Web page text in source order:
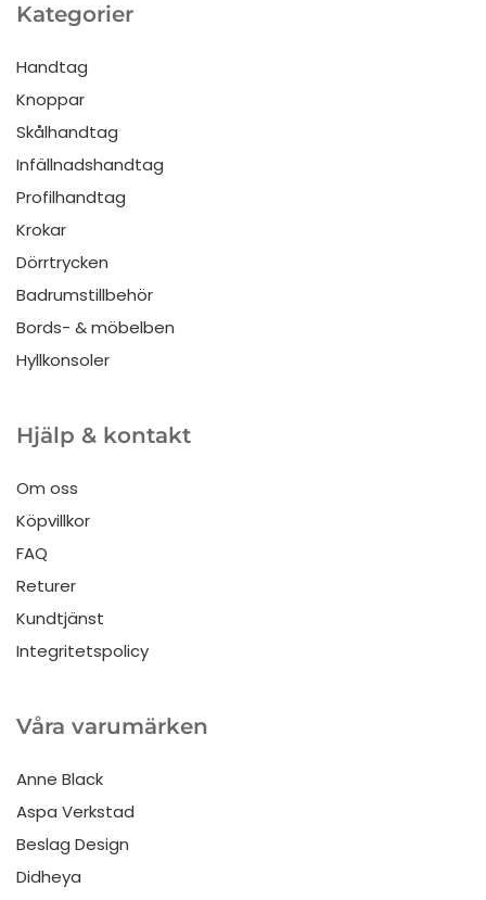
Kategorier
Handtag
Knoppar
Skålhandtag
Infällnadshandtag
Profilhandtag
Krokar
Dörrtrycken
Badrumstillbehör
Bords- & möbelben
Hyllkonsoler
Hjälp & kontakt
Om oss
Köpvillkor
FAQ
Returer
Kundtjänst
Integritetspolicy
Våra varumärken
Anne Black
Aspa Verkstad
Beslag Design
Didheya